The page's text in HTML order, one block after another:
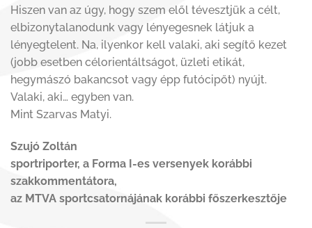
Hiszen van az úgy, hogy szem elől tévesztjük a célt,
elbizonytalanodunk vagy lényegesnek látjuk a
lényegtelent. Na, ilyenkor kell valaki, aki segítő kezet
(jobb esetben célorientáltságot, üzleti etikát,
hegymászó bakancsot vagy épp futócipőt) nyújt.
Valaki, aki… egyben van.
Mint Szarvas Matyi.
Szujó Zoltán
sportriporter, a Forma I-es versenyek korábbi
szakkommentátora,
az MTVA sportcsatornájának korábbi főszerkesztője